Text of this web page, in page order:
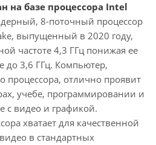
на базе процессора Intel
8-поточный процессор
выпущенный в 2020 году,
частоте 4,3 ГГц понижая ее
до 3,6 ГГц. Компьютер,
процессора, отлично проявит
учебе, программировании и
с видео и графикой.
хватает для качественной
в стандартных